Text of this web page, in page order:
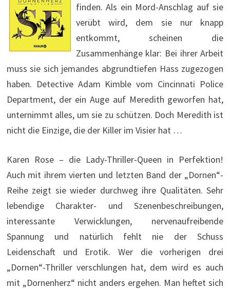
finden. Als ein Mord-Anschlag auf sie
verübt wird, dem sie nur knapp
entkommt, scheinen die
Zusammenhänge klar: Bei ihrer Arbeit
muss sie sich jemandes abgrundtiefen Hass zugezogen
haben. Detective Adam Kimble vom Cincinnati Police
Department, der ein Auge auf Meredith geworfen hat,
unternimmt alles, um sie zu schützen. Doch Meredith ist
nicht die Einzige, die der Killer im Visier hat …
Karen Rose – die Lady-Thriller-Queen in Perfektion!
Auch mit ihrem vierten und letzten Band der „Dornen“-
Reihe zeigt sie wieder durchweg ihre Qualitäten. Sehr
lebendige Charakter- und Szenenbeschreibungen,
interessante Verwicklungen, nervenaufreibende
Spannung und natürlich fehlt nie der Schuss
Leidenschaft und Erotik. Wer die vorherigen drei
„Dornen“-Thriller verschlungen hat, dem wird es auch
mit „Dornenherz“ nicht anders ergehen. Man heftet sich